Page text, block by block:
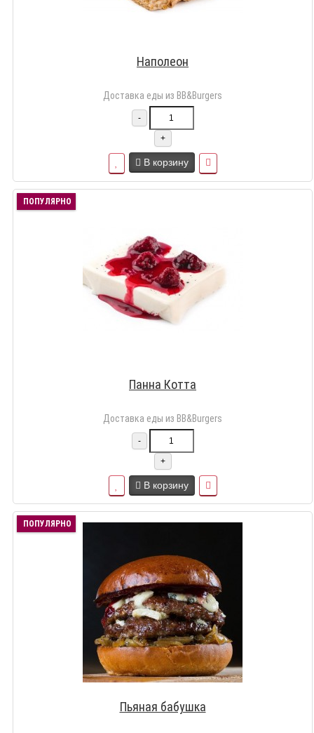
Наполеон
Доставка еды из BB&Burgers
-
+
В корзину
ПОПУЛЯРНО
Панна Котта
Доставка еды из BB&Burgers
-
+
В корзину
ПОПУЛЯРНО
Пьяная бабушка